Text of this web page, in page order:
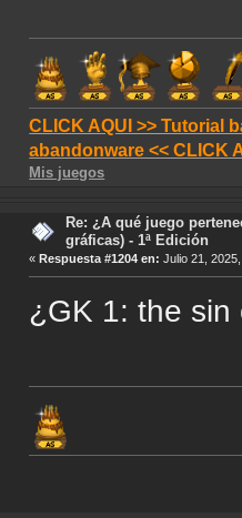
CLICK AQUI >> Tutorial
abandonware << CLICK
Mis juegos
Re: ¿A qué juego
gráficas) - 1ª Edición
«Respuesta #1204 en: Julio 21,
¿GK 1: the